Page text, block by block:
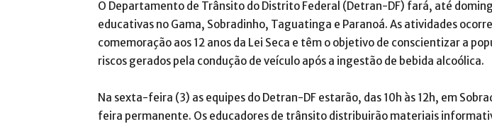
O Departamento de Trânsito do Distrito Federal (Detran-DF) fará, até
educativas no Gama, Sobradinho, Taguatinga e Paranoá. As atividades
comemoração aos 12 anos da Lei Seca e têm o objetivo de conscientizar a
riscos gerados pela condução de veículo após a ingestão de bebida alcoólica.
Na sexta-feira (3) as equipes do Detran-DF estarão, das 10h às 12h, em
feira permanente. Os educadores de trânsito distribuirão materiais